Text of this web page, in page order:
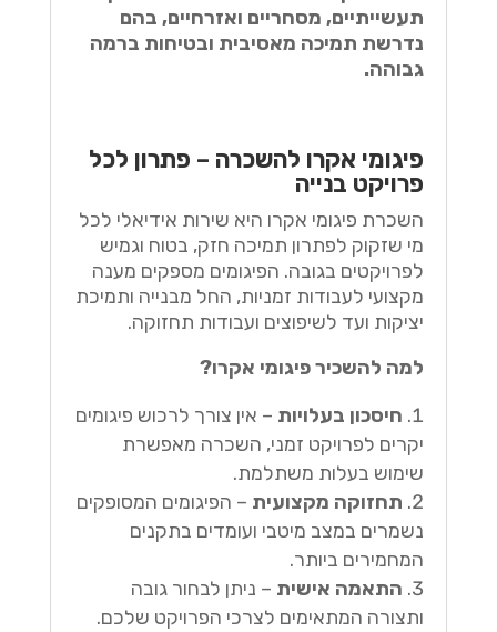
תעשייתיים, מסחריים ואזרחיים, בהם
נדרשת תמיכה מאסיבית ובטיחות ברמה
גבוהה.
פיגומי אקרו להשכרה – פתרון לכל
פרויקט בנייה
השכרת פיגומי אקרו היא שירות אידיאלי לכל
מי שזקוק לפתרון תמיכה חזק, בטוח וגמיש
לפרויקטים בגובה. הפיגומים מספקים מענה
מקצועי לעבודות זמניות, החל מבנייה ותמיכת
יציקות ועד לשיפוצים ועבודות תחזוקה.
למה להשכיר פיגומי אקרו?
חיסכון בעלויות – אין צורך לרכוש פיגומים
יקרים לפרויקט זמני, השכרה מאפשרת
שימוש בעלות משתלמת.
תחזוקה מקצועית – הפיגומים המסופקים
נשמרים במצב מיטבי ועומדים בתקנים
המחמירים ביותר.
התאמה אישית – ניתן לבחור גובה
ותצורה המתאימים לצרכי הפרויקט שלכם.